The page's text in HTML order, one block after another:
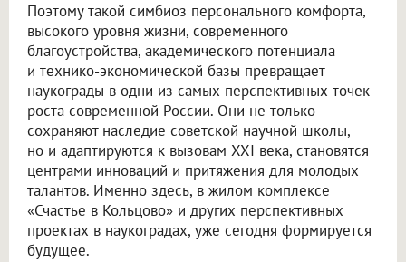
Поэтому такой симбиоз персонального комфорта,
высокого уровня жизни, современного
благоустройства, академического потенциала
и технико-экономической базы превращает
наукограды в одни из самых перспективных точек
роста современной России. Они не только
сохраняют наследие советской научной школы,
но и адаптируются к вызовам XXI века, становятся
центрами инноваций и притяжения для молодых
талантов. Именно здесь, в жилом комплексе
«Счастье в Кольцово» и других перспективных
проектах в наукоградах, уже сегодня формируется
будущее.